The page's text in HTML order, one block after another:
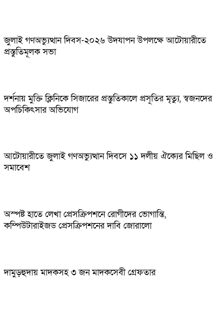
জুলাই গণঅভ্যুত্থান দিবস-২০২৬ উদযাপন উপলক্ষে আটোয়ারীতে
প্রস্তুতিমূলক সভা
দর্শনায় মুক্তি ক্লিনিকে সিজারের প্রস্তুতিকালে প্রসূতির মৃত্যু, স্বজনদের
অপচিকিৎসার অভিযোগ
আটোয়ারীতে জুলাই গণঅভ্যুত্থান দিবসে ১১ দলীয় ঐক্যের মিছিল ও
সমাবেশ
অস্পষ্ট হাতে লেখা প্রেসক্রিপশনে রোগীদের ভোগান্তি,
কম্পিউটারাইজড প্রেসক্রিপশনের দাবি জোরালো
দামুড়হুদায় মাদকসহ ৩ জন মাদকসেবী গ্রেফতার